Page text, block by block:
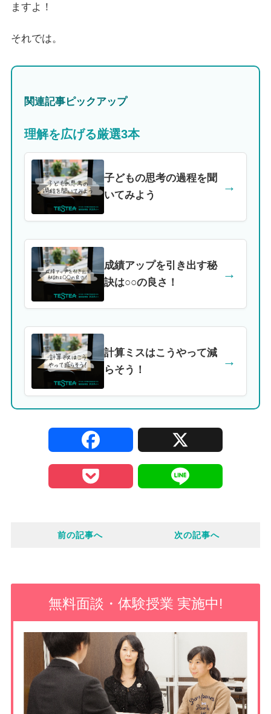
ますよ！
それでは。
関連記事ピックアップ
理解を広げる厳選3本
子どもの思考の過程を聞
いてみよう
→
成績アップを引き出す秘
訣は○○の良さ！
→
計算ミスはこうやって減
らそう！
→
F
a
c
e
P
o
前の記事へ 次の記事へ
無料面談・体験授業 実施中!